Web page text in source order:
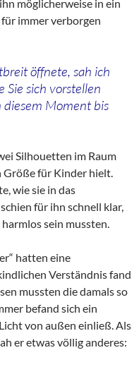
möglicherweise in ein
immer verborgen
öffnete, sah ich
Sie sich vorstellen
Moment bis
Silhouetten im Raum
Größe für Kinder hielt.
wie sie in das
für ihn schnell klar,
sein mussten.
hatten eine
Verständnis fand
mussten die damals so
befand sich ein
von außen einließ. Als
er etwas völlig anderes: